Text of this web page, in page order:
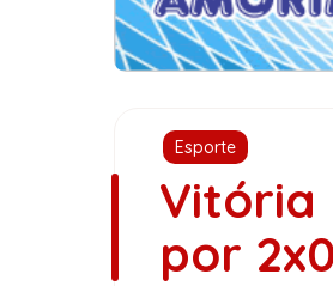
Esporte
Vitória
por 2x0